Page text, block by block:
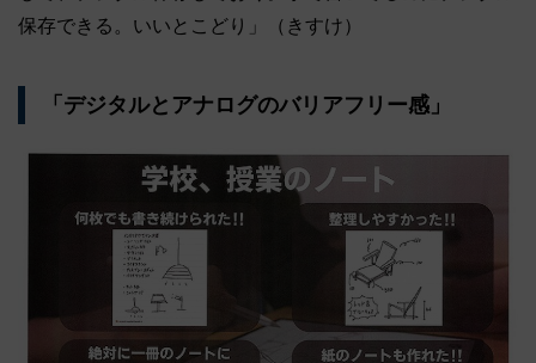
保存できる。いいとこどり」（きすけ）
「デジタルとアナログのバリアフリー感」